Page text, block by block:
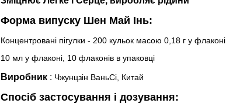
Форма випуску Шен Май Інь:
Концентровані пігулки - 200 кульок масою 0,18 г у флаконі
10 мл у флаконі, 10 флаконів в упаковці
Виробник : Чжунцзін ВаньСі, Китай
Спосіб застосування і дозування: